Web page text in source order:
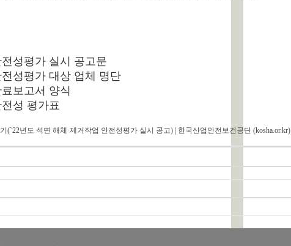
성평가 실시 공고문
성평가 대상 업체 명단
보고서 양식
성 평가표
(`22년도 석면 해체·제거작업 안전성평가 실시 공고) | 한국산업안전보건공단 (kosha.or.kr)